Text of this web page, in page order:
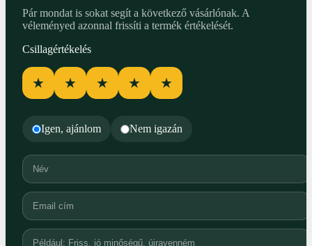
Pár mondat is sokat segít a következő vásárlónak. A
véleményed azonnal frissíti a termék értékelését.
Csillagértékelés
★ ★ ★ ★ ★
Igen, ajánlom Nem igazán